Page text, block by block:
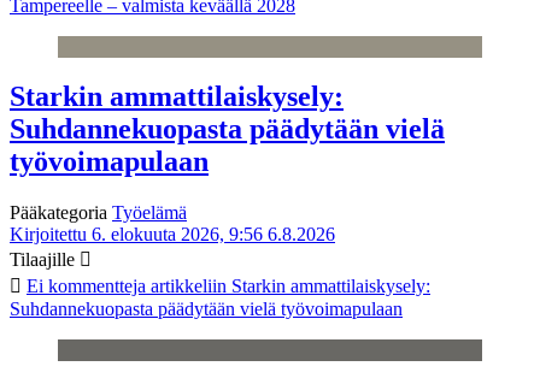
Tampereelle – valmista keväällä 2028
Starkin ammattilaiskysely:
Suhdannekuopasta päädytään vielä
työvoimapulaan
Pääkategoria Työelämä
Kirjoitettu 6. elokuuta 2026, 9:56 6.8.2026
Tilaajille
Ei kommentteja artikkeliin Starkin ammattilaiskysely:
Suhdannekuopasta päädytään vielä työvoimapulaan